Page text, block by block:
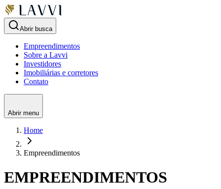
Abrir busca
Empreendimentos
Sobre a Lavvi
Investidores
Imobiliárias e corretores
Contato
Abrir menu
Home
Empreendimentos
EMPREENDIMENTOS